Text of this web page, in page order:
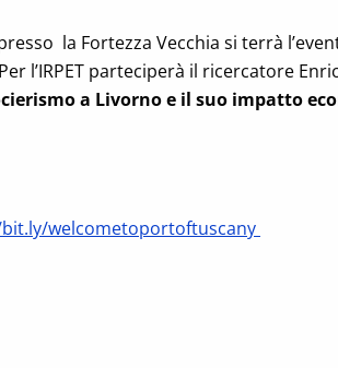
la Fortezza Vecchia si terrà
l’IRPET parteciperà il ricercatore
a Livorno e il suo impatto
welcometoportoftuscany